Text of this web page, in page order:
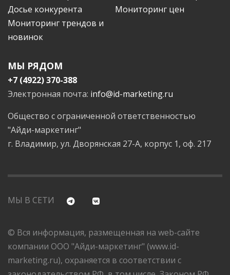
Досье конкурента
Мониторинг цен
Мониторинг трендов и
новинок
МЫ РЯДОМ
+7 (4922) 370-388
Электронная почта: info@id-marketing.ru
Общество с ограниченной ответственностью
"Айди-маркетинг"
г. Владимир, ул. Дворянская 27-А, корпус 1, оф. 217
МЫ В СЕТИ
© Вся информация, размещенная на web-сайте
компании ООО "Айди-маркетинг" (www.id-
marketing.ru), охраняется в соответствии с